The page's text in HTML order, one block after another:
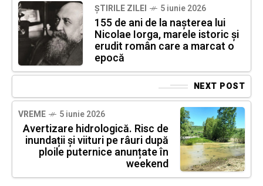
ȘTIRILE ZILEI 5 iunie 2026
155 de ani de la nașterea lui
Nicolae Iorga, marele istoric și
erudit român care a marcat o
epocă
NEXT POST
VREME 5 iunie 2026
Avertizare hidrologică. Risc de
inundații și viituri pe râuri după
ploile puternice anunțate în
weekend